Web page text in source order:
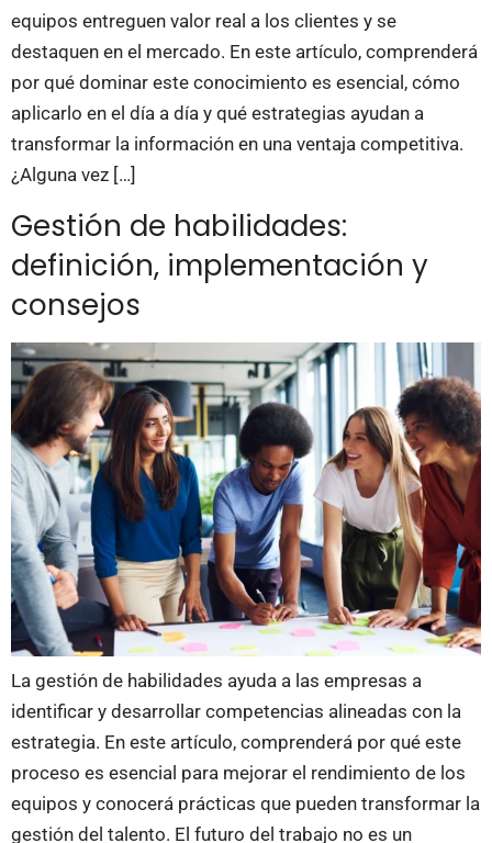
equipos entreguen valor real a los clientes y se
destaquen en el mercado. En este artículo, comprenderá
por qué dominar este conocimiento es esencial, cómo
aplicarlo en el día a día y qué estrategias ayudan a
transformar la información en una ventaja competitiva.
¿Alguna vez […]
Gestión de habilidades:
definición, implementación y
consejos
La gestión de habilidades ayuda a las empresas a
identificar y desarrollar competencias alineadas con la
estrategia. En este artículo, comprenderá por qué este
proceso es esencial para mejorar el rendimiento de los
equipos y conocerá prácticas que pueden transformar la
gestión del talento. El futuro del trabajo no es un